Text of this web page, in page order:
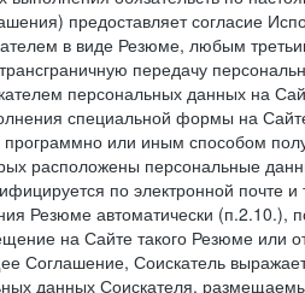
предоставляет согласие
в виде Резюме, любым
передачу
персональных данных на
специальной формы на
программно или иным способом
расположены персональные
по электронной почте
Резюме автоматически (п.2.10.),
на Сайте такого Резюме или
Соглашение, Соискатель
данных Соискателя,